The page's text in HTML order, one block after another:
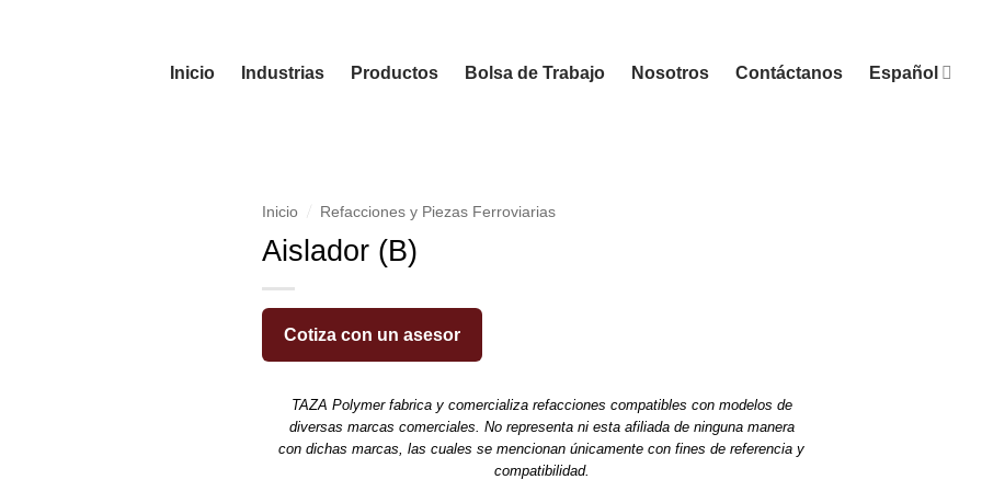
Inicio Industrias Productos Bolsa de Trabajo Nosotros Contáctanos Español
Inicio Refacciones y Piezas Ferroviarias
Aislador (B)
Cotiza con un asesor
TAZA Polymer fabrica y comercializa refacciones compatibles con modelos de
diversas marcas comerciales. No representa ni esta afiliada de ninguna manera
con dichas marcas, las cuales se mencionan únicamente con fines de referencia y
compatibilidad.